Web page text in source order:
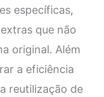
específicas,
que não
original. Além
a eficiência
reutilização de